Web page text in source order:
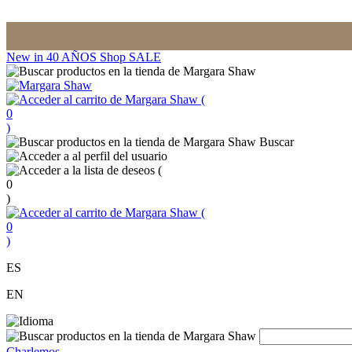
New in 40 AÑOS Shop SALE
(
0
)
Buscar
(
0
)
(
0
)
ES
EN